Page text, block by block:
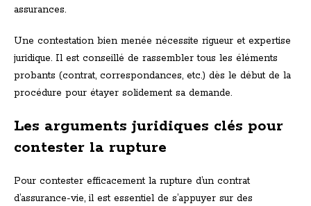
assurances.
Une contestation bien menée nécessite rigueur et expertise
juridique. Il est conseillé de rassembler tous les éléments
probants (contrat, correspondances, etc.) dès le début de la
procédure pour étayer solidement sa demande.
Les arguments juridiques clés pour
contester la rupture
Pour contester efficacement la rupture d’un contrat
d’assurance-vie, il est essentiel de s’appuyer sur des